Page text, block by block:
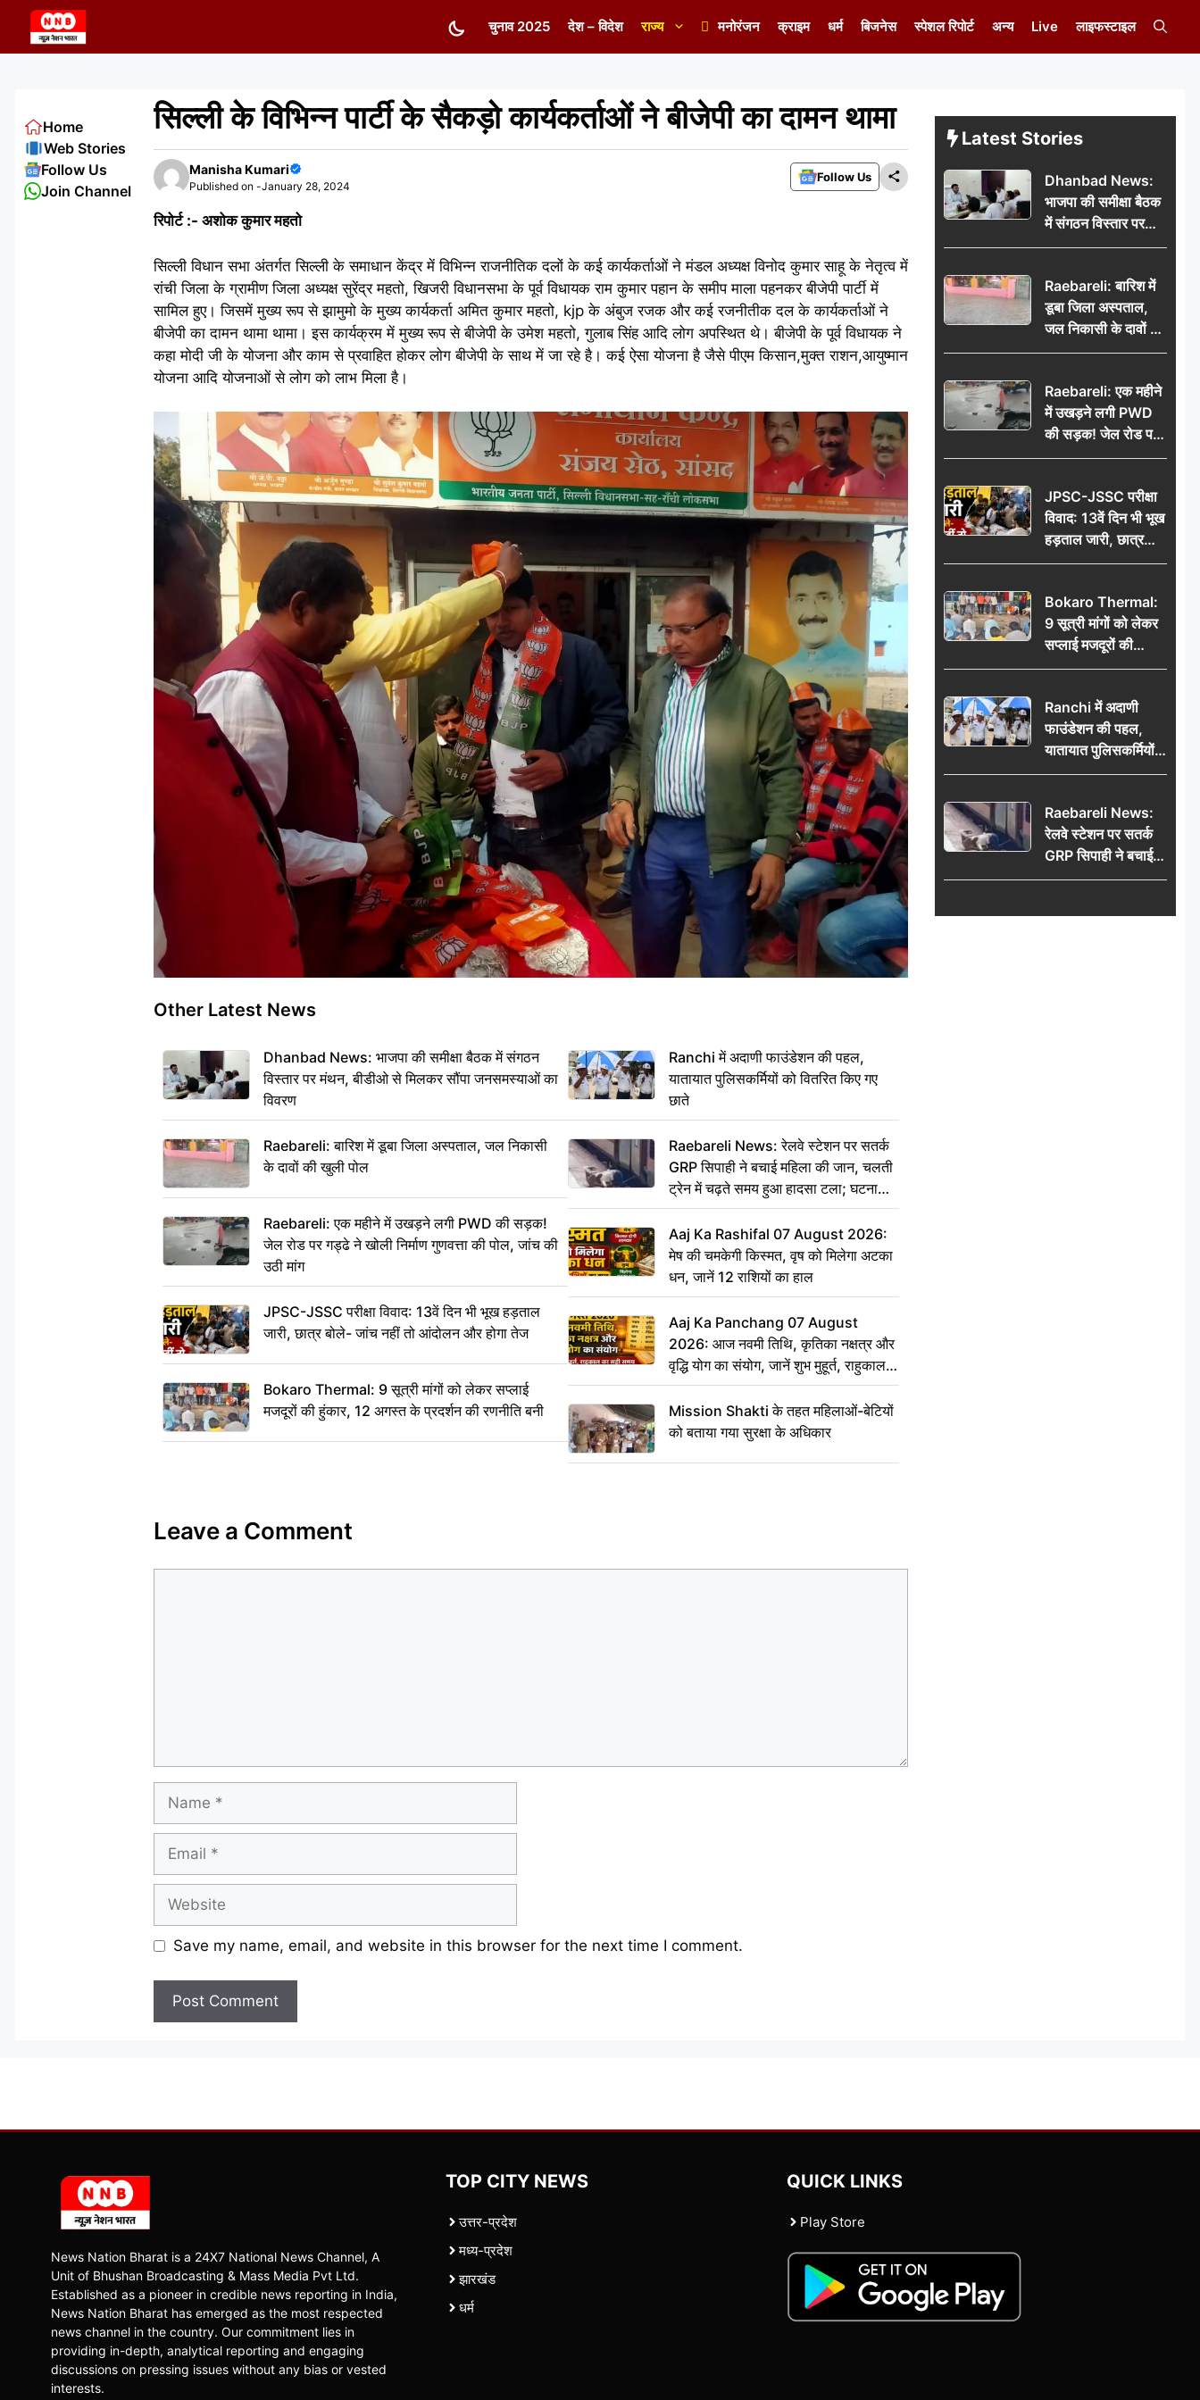
content
चुनाव 2025 देश – विदेश राज्य मनोरंजन क्राइम धर्म बिजनेस स्पेशल रिपोर्ट अन्य Live लाइफस्टाइल
सिल्ली के विभिन्न पार्टी के सैकड़ो कार्यकर्ताओं ने बीजेपी का दामन थामा
Manisha Kumari
Published on -January 28, 2024
Follow Us
रिपोर्ट :- अशोक कुमार महतो
सिल्ली विधान सभा अंतर्गत सिल्ली के समाधान केंद्र में विभिन्न राजनीतिक दलों के कई कार्यकर्ताओं ने मंडल अध्यक्ष विनोद कुमार साहू के नेतृत्व में
रांची जिला के ग्रामीण जिला अध्यक्ष सुरेंद्र महतो, खिजरी विधानसभा के पूर्व विधायक राम कुमार पहान के समीप माला पहनकर बीजेपी पार्टी में
सामिल हुए। जिसमें मुख्य रूप से झामुमो के मुख्य कार्यकर्ता अमित कुमार महतो, kjp के अंबुज रजक और कई रजनीतीक दल के कार्यकर्ताओं ने
बीजेपी का दामन थामा थामा। इस कार्यक्रम में मुख्य रूप से बीजेपी के उमेश महतो, गुलाब सिंह आदि लोग अपस्थित थे। बीजेपी के पूर्व विधायक ने
कहा मोदी जी के योजना और काम से प्रवाहित होकर लोग बीजेपी के साथ में जा रहे है। कई ऐसा योजना है जैसे पीएम किसान,मुक्त राशन,आयुष्मान
योजना आदि योजनाओं से लोग को लाभ मिला है।
Other Latest News
Dhanbad News: भाजपा की समीक्षा बैठक में संगठन
विस्तार पर मंथन, बीडीओ से मिलकर सौंपा जनसमस्याओं का
विवरण
Raebareli: बारिश में डूबा जिला अस्पताल, जल निकासी
के दावों की खुली पोल
Raebareli: एक महीने में उखड़ने लगी PWD की सड़क!
जेल रोड पर गड्ढे ने खोली निर्माण गुणवत्ता की पोल, जांच की
उठी मांग
JPSC-JSSC परीक्षा विवाद: 13वें दिन भी भूख हड़ताल
जारी, छात्र बोले- जांच नहीं तो आंदोलन और होगा तेज
Bokaro Thermal: 9 सूत्री मांगों को लेकर सप्लाई
मजदूरों की हुंकार, 12 अगस्त के प्रदर्शन की रणनीति बनी
Ranchi में अदाणी फाउंडेशन की पहल,
यातायात पुलिसकर्मियों को वितरित किए गए
छाते
Raebareli News: रेलवे स्टेशन पर सतर्क
GRP सिपाही ने बचाई महिला की जान, चलती
ट्रेन में चढ़ते समय हुआ हादसा टला; घटना
CCTV में कैद
Aaj Ka Rashifal 07 August 2026:
मेष की चमकेगी किस्मत, वृष को मिलेगा अटका
धन, जानें 12 राशियों का हाल
Aaj Ka Panchang 07 August
2026: आज नवमी तिथि, कृतिका नक्षत्र और
वृद्धि योग का संयोग, जानें शुभ मुहूर्त, राहुकाल
का सही समय
Mission Shakti के तहत महिलाओं-बेटियों
को बताया गया सुरक्षा के अधिकार
Leave a Comment
Name
Email
Website
Save my name, email, and website in this browser for the next time I comment.
Home
Web Stories
Follow Us
Join Channel
Latest Stories
Dhanbad News:
भाजपा की समीक्षा बैठक
में संगठन विस्तार पर
मंथन, बीडीओ से
जनसमस्याओं का विवरण
Raebareli: बारिश में
डूबा जिला अस्पताल,
जल निकासी के दावों की
खुली पोल
Raebareli: एक महीने
में उखड़ने लगी PWD
की सड़क! जेल रोड पर
गड्ढे ने खोली निर्माण
की उठी मांग
JPSC-JSSC परीक्षा
विवाद: 13वें दिन भी भूख
हड़ताल जारी, छात्र
बोले- जांच नहीं तो
Bokaro Thermal:
9 सूत्री मांगों को लेकर
सप्लाई मजदूरों की
हुंकार, 12 अगस्त के
Ranchi में अदाणी
फाउंडेशन की पहल,
यातायात पुलिसकर्मियों
को वितरित किए गए छाते
Raebareli News:
रेलवे स्टेशन पर सतर्क
GRP सिपाही ने बचाई
महिला की जान, चलती
हादसा टला; घटना
News Nation Bharat is a 24X7 National News Channel, A
Unit of Bhushan Broadcasting & Mass Media Pvt Ltd.
Established as a pioneer in credible news reporting in India,
News Nation Bharat has emerged as the most respected
news channel in the country. Our commitment lies in
providing in-depth, analytical reporting and engaging
discussions on pressing issues without any bias or vested
interests.
TOP CITY NEWS
उत्तर-प्रदेश
मध्य-प्रदेश
झारखंड
धर्म
QUICK LINKS
Play Store